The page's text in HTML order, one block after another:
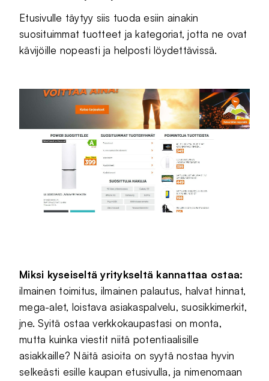
Etusivulle täytyy siis tuoda esiin ainakin
suosituimmat tuotteet ja kategoriat, jotta ne ovat
kävijöille nopeasti ja helposti löydettävissä.
Miksi kyseiseltä yritykseltä kannattaa ostaa:
ilmainen toimitus, ilmainen palautus, halvat hinnat,
mega-alet, loistava asiakaspalvelu, suosikkimerkit,
jne. Syitä ostaa verkkokaupastasi on monta,
mutta kuinka viestit niitä potentiaalisille
asiakkaille? Näitä asioita on syytä nostaa hyvin
selkeästi esille kaupan etusivulla, ja nimenomaan